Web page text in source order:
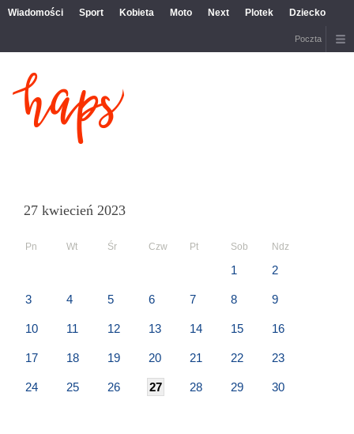
Wiadomości Sport Kobieta Moto Next Plotek Dziecko
Poczta
27 kwiecień 2023
Pn Wt Śr Czw Pt Sob Ndz
1 2
3 4 5 6 7 8 9
10 11 12 13 14 15 16
17 18 19 20 21 22 23
24 25 26 27 28 29 30